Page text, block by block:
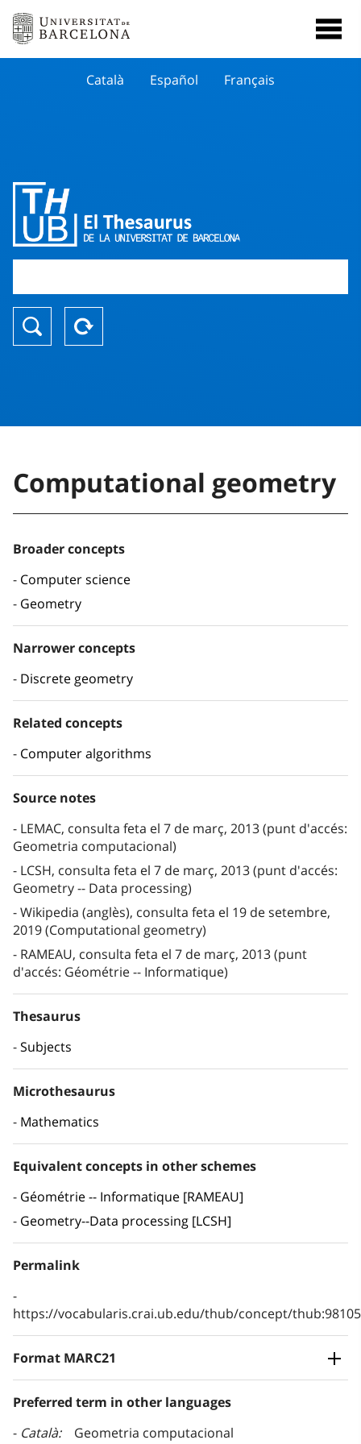
Català Español Français
Computational geometry
Broader concepts
Computer science
Geometry
Narrower concepts
Discrete geometry
Related concepts
Computer algorithms
Source notes
LEMAC, consulta feta el 7 de març, 2013 (punt d'accés:
Geometria computacional)
LCSH, consulta feta el 7 de març, 2013 (punt d'accés:
Geometry -- Data processing)
Wikipedia (anglès), consulta feta el 19 de setembre,
2019 (Computational geometry)
RAMEAU, consulta feta el 7 de març, 2013 (punt
d'accés: Géométrie -- Informatique)
Thesaurus
Subjects
Microthesaurus
Mathematics
Equivalent concepts in other schemes
Géométrie -- Informatique [RAMEAU]
Geometry--Data processing [LCSH]
Permalink
https://vocabularis.crai.ub.edu/thub/concept/
Format MARC21
Preferred term in other languages
Català
Geometria computacional